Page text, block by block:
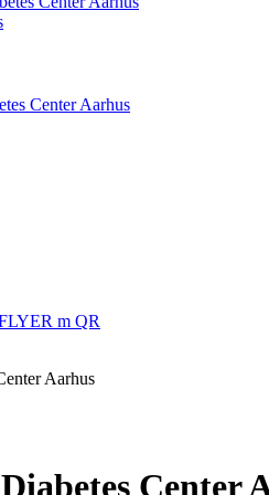
Center Aarhus
m QR
Aarhus
Center